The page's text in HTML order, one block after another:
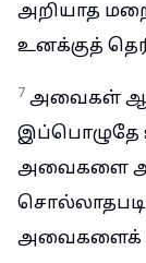
அறியாத
உனக்குத்
7 அவைகள்
இப்பொழுதே
அவைகளை
அவைகளைக்